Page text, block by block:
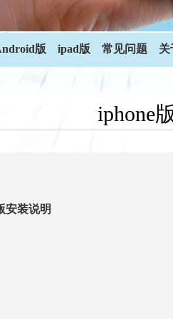
版 ipad版 常见问题 关
iphone
安装说明